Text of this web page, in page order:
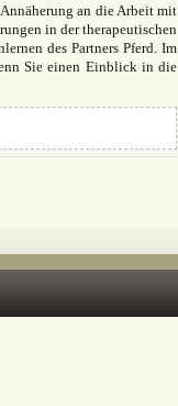
an die Arbeit mit
in der therapeutischen
des Partners Pferd. Im
Sie einen Einblick in die